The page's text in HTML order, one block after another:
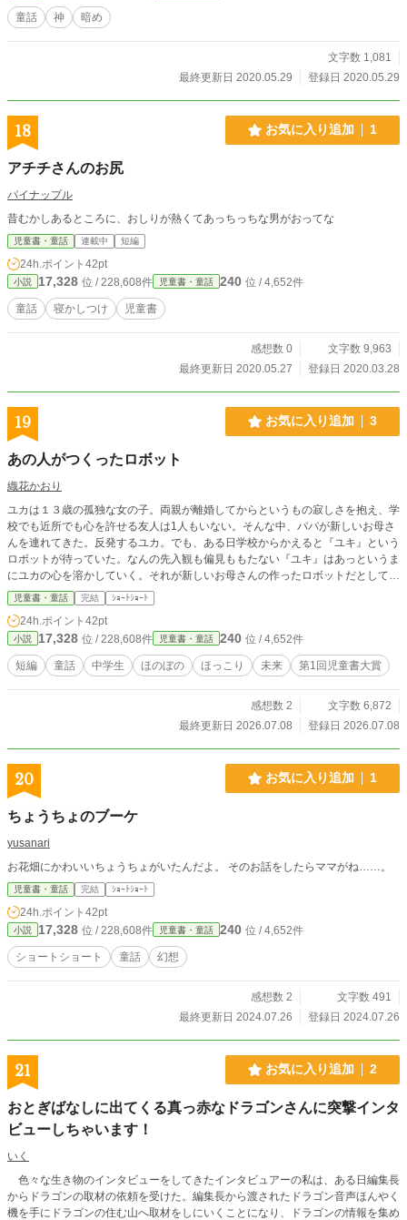
諸事情で出すべきか否か微妙なので棚上げしてたのとか自サイトの方に上げるべ
きかどうか悩んでたのとか大昔のとかを放出中です。見直しもあまり出来ないの
童話 神 暗め
文字数 1,081
最終更新日 2020.05.29
登録日 2020.05.29
18 お気に入り追加 1
アチチさんのお尻
パイナップル
昔むかしあるところに、おしりが熱くてあっちっちな男がおってな
児童書・童話 連載中 短編
24h.ポイント 42pt
小説 17,328 位 / 228,608件 児童書・童話 240 位 / 4,652件
童話 寝かしつけ 児童書
感想数 0
文字数 9,963
最終更新日 2020.05.27
登録日 2020.03.28
19 お気に入り追加 3
あの人がつくったロボット
織花かおり
ユカは１３歳の孤独な女の子。両親が離婚してからというもの寂しさを抱え、学
校でも近所でも心を許せる友人は1人もいない。そんな中、パパが新しいお母さ
んを連れてきた。反発するユカ。でも、ある日学校からかえると『ユキ』という
ロボットが待っていた。なんの先入観も偏見ももたない『ユキ』はあっというま
にユカの心を溶かしていく。それが新しいお母さんの作ったロボットだとして
も、ユカは『ユキ』をかわいい弟のようにおもうようになっていた。新しいお母
さんの事故と秘密。それが明らかになったとき、ユカは……。 心温まるちょっ
と未来のお話。
児童書・童話 完結 ｼｮｰﾄｼｮｰﾄ
24h.ポイント 42pt
小説 17,328 位 / 228,608件 児童書・童話 240 位 / 4,652件
短編 童話 中学生 ほのぼの ほっこり 未来 第1回児童書大賞
感想数 2
文字数 6,872
最終更新日 2026.07.08
登録日 2026.07.08
20 お気に入り追加 1
ちょうちょのブーケ
yusanari
お花畑にかわいいちょうちょがいたんだよ。 そのお話をしたらママがね……。
児童書・童話 完結 ｼｮｰﾄｼｮｰﾄ
24h.ポイント 42pt
小説 17,328 位 / 228,608件 児童書・童話 240 位 / 4,652件
ショートショート 童話 幻想
感想数 2
文字数 491
最終更新日 2024.07.26
登録日 2024.07.26
21 お気に入り追加 2
おとぎばなしに出てくる真っ赤なドラゴンさんに突撃インタ
ビューしちゃいます！
いく
色々な生き物のインタビューをしてきたインタビュアーの私は、ある日編集長
からドラゴンの取材の依頼を受けた。編集長から渡されたドラゴン音声ほんやく
機を手にドラゴンの住む山へ取材をしにいくことになり、ドラゴンの情報を集め